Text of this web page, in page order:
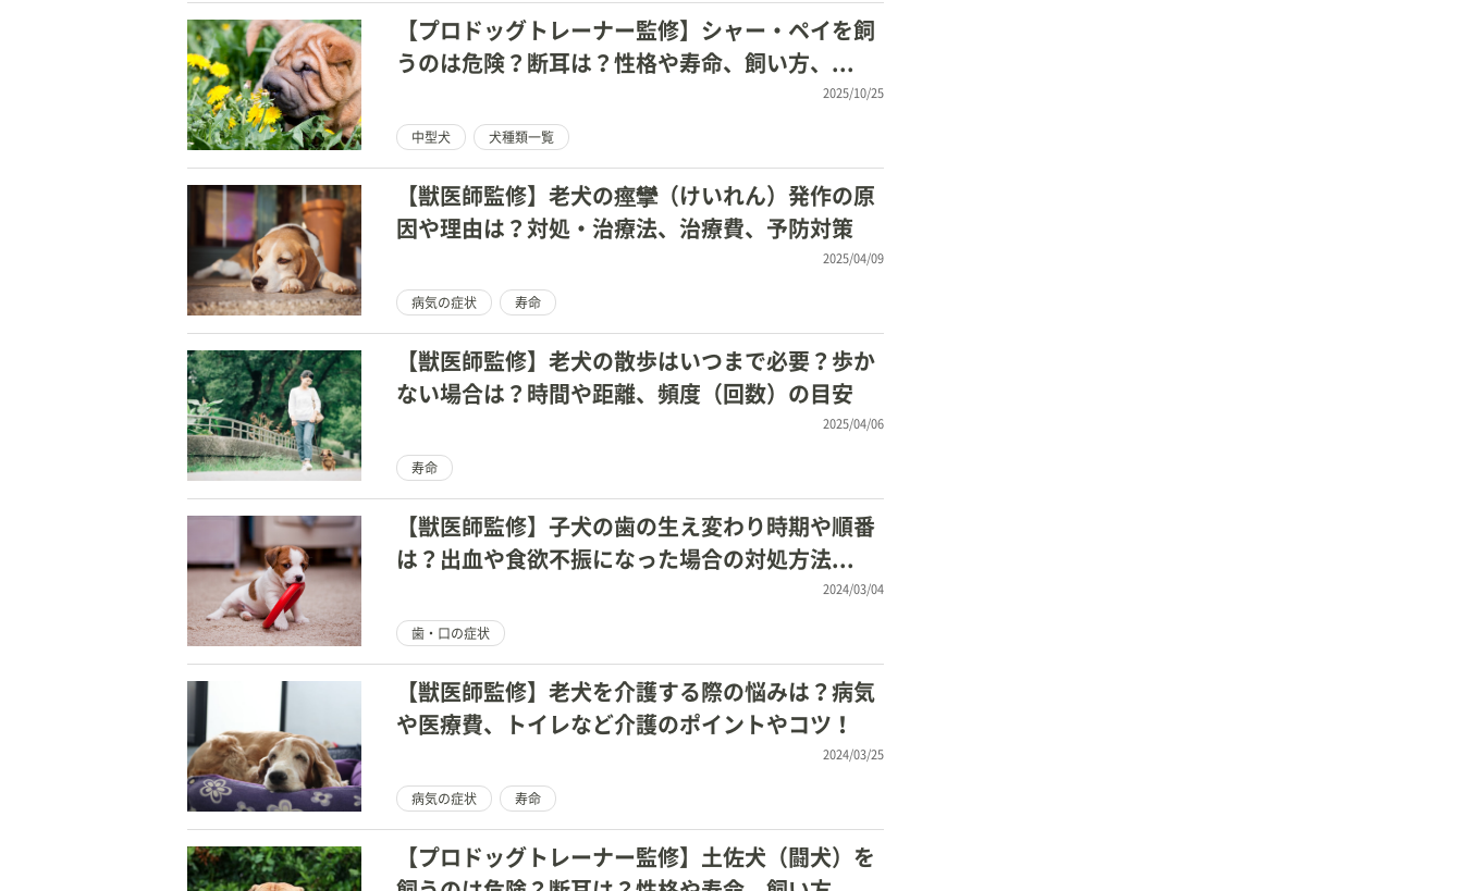
【プロドッグトレーナー監修】シャー・ペイを飼
うのは危険？断耳は？性格や寿命、飼い方、...
2025/10/25
中型犬 犬種類一覧
【獣医師監修】老犬の痙攣（けいれん）発作の原
因や理由は？対処・治療法、治療費、予防対策
2025/04/09
病気の症状 寿命
【獣医師監修】老犬の散歩はいつまで必要？歩か
ない場合は？時間や距離、頻度（回数）の目安
2025/04/06
寿命
【獣医師監修】子犬の歯の生え変わり時期や順番
は？出血や食欲不振になった場合の対処方法...
2024/03/04
歯・口の症状
【獣医師監修】老犬を介護する際の悩みは？病気
や医療費、トイレなど介護のポイントやコツ！
2024/03/25
病気の症状 寿命
【プロドッグトレーナー監修】土佐犬（闘犬）を